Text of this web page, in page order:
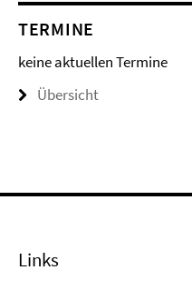
TERMINE
keine aktuellen Termine
Übersicht
Links